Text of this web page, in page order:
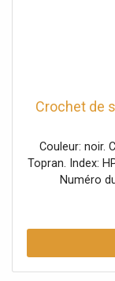
Crochet de
Couleur: noir.
Topran. Index:
Numéro